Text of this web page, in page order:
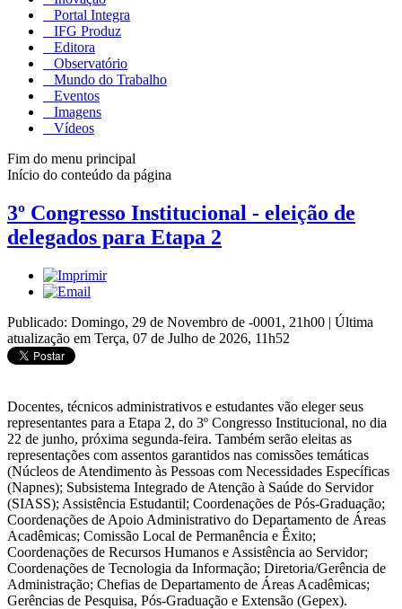
Portal Integra
IFG Produz
Editora
Observatório
Mundo do Trabalho
Eventos
Imagens
Vídeos
Fim do menu principal
Início do conteúdo da página
3º Congresso Institucional - eleição de
delegados para Etapa 2
Publicado: Domingo, 29 de Novembro de -0001, 21h00 | Última
atualização em Terça, 07 de Julho de 2026, 11h52
Docentes, técnicos administrativos e estudantes vão eleger seus
representantes para a Etapa 2, do 3º Congresso Institucional, no dia
22 de junho, próxima segunda-feira. Também serão eleitas as
representações com assentos garantidos nas comissões temáticas
(Núcleos de Atendimento às Pessoas com Necessidades Específicas
(Napnes); Subsistema Integrado de Atenção à Saúde do Servidor
(SIASS); Assistência Estudantil; Coordenações de Pós-Graduação;
Coordenações de Apoio Administrativo do Departamento de Áreas
Acadêmicas; Comissão Local de Permanência e Êxito;
Coordenações de Recursos Humanos e Assistência ao Servidor;
Coordenações de Tecnologia da Informação; Diretoria/Gerência de
Administração; Chefias de Departamento de Áreas Acadêmicas;
Gerências de Pesquisa, Pós-Graduação e Extensão (Gepex).